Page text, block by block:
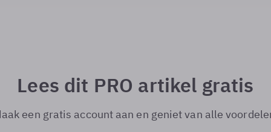
Lees dit PRO artikel gratis
een gratis account aan en geniet van alle